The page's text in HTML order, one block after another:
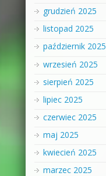
grudzień 2025
listopad 2025
październik 2025
wrzesień 2025
sierpień 2025
lipiec 2025
czerwiec 2025
maj 2025
kwiecień 2025
marzec 2025